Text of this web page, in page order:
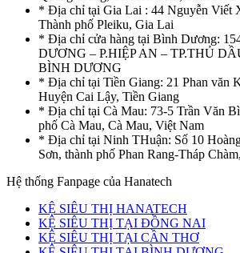
* Địa chỉ tại Gia Lai : 44 Nguyễn Viết
Thành phố Pleiku, Gia Lai
* Địa chỉ cửa hàng tại Bình Dương:
DƯƠNG – P.HIỆP AN – TP.THỦ
BÌNH DƯƠNG
* Địa chỉ tại Tiền Giang: 21 Phan văn
Huyện Cai Lậy, Tiền Giang
* Địa chỉ tại Cà Mau: 73-5 Trần Văn
phố Cà Mau, Cà Mau, Việt Nam
* Địa chỉ tại Ninh THuận: Số 10
Sơn, thành phố Phan Rang-Tháp
Hệ thống Fanpage của Hanatech
KỆ SIÊU THỊ HANATECH
KỆ SIÊU THỊ TẠI ĐỒNG NAI
KỆ SIÊU THỊ TẠI CẦN THƠ